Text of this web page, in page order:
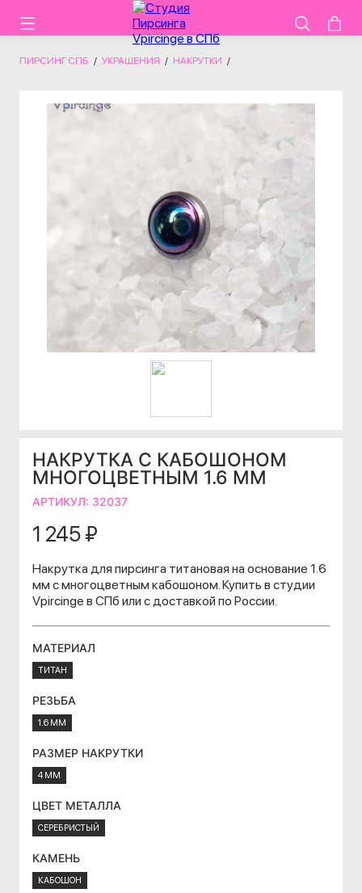
ПИРСИНГ СПБ / УКРАШЕНИЯ / НАКРУТКИ /
НАКРУТКА С КАБОШОНОМ
МНОГОЦВЕТНЫМ 1.6 ММ
АРТИКУЛ: 32037
1 245 ₽
Накрутка для пирсинга титановая на основание 1.6
мм с многоцветным кабошоном. Купить в студии
Vpircinge в СПб или с доставкой по России.
МАТЕРИАЛ
ТИТАН
РЕЗЬБА
1.6 ММ
РАЗМЕР НАКРУТКИ
4 ММ
ЦВЕТ МЕТАЛЛА
СЕРЕБРИСТЫЙ
КАМЕНЬ
КАБОШОН